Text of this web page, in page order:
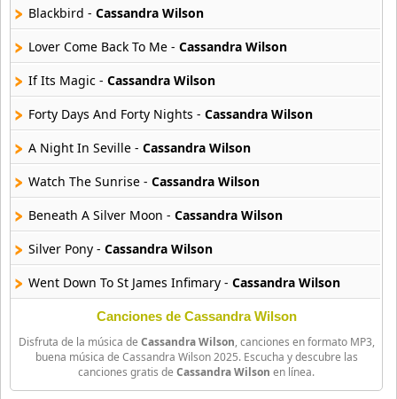
George Benson
10 músicas online
7 músicas online
Hugh Laurie
15 músicas online
Imany
12 músicas online
Jake Shimabukuro
9 músicas online
Javier Malosetti
12 músicas online
Blackbird - Cassandra Wilson
Lover Come Back To Me - Cassandra Wilson
If Its Magic - Cassandra Wilson
Forty Days And Forty Nights - Cassandra Wilson
A Night In Seville - Cassandra Wilson
Watch The Sunrise - Cassandra Wilson
Beneath A Silver Moon - Cassandra Wilson
Silver Pony - Cassandra Wilson
Went Down To St James Infimary - Cassandra Wilson
Canciones de Cassandra Wilson
Disfruta de la música de Cassandra Wilson, canciones en formato MP3,
buena música de Cassandra Wilson 2025. Escucha y descubre las
canciones gratis de Cassandra Wilson en línea.